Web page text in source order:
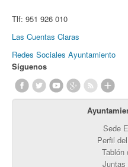
Tlf: 951 926 010
Las Cuentas Claras
Redes Sociales Ayuntamiento
Síguenos
Sede
Perfil
Tablón
Juntas